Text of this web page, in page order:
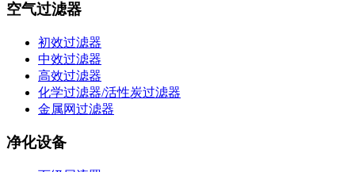
空气过滤器
初效过滤器
中效过滤器
高效过滤器
化学过滤器/活性炭过滤器
金属网过滤器
净化设备